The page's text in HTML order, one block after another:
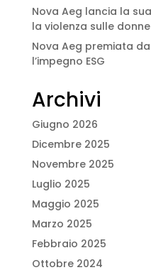
Nova Aeg lancia la
la violenza sulle donne
Nova Aeg premiata
l’impegno ESG
Archivi
Giugno 2026
Dicembre 2025
Novembre 2025
Luglio 2025
Maggio 2025
Marzo 2025
Febbraio 2025
Ottobre 2024